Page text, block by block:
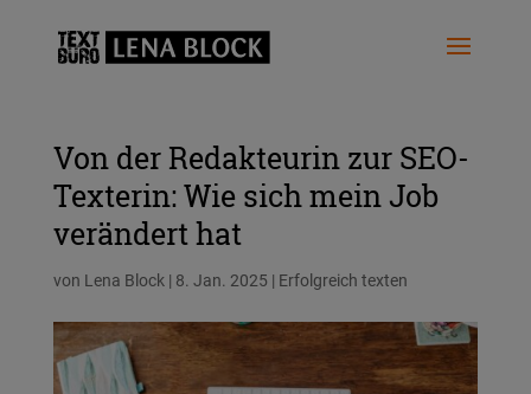
Von der Redakteurin zur SEO-
Texterin: Wie sich mein Job
verändert hat
von Lena Block| 8. Jan. 2025 | Erfolgreich texten